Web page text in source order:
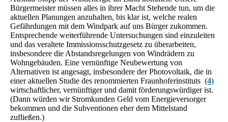
Bürgermeister müssen alles in ihrer Macht Stehende tun, um die
aktuellen Planungen anzuhalten, bis klar ist, welche realen
Gefährdungen mit dem Windpark auf uns Bürger zukommen.
Entsprechende weiterführende Untersuchungen sind einzuleiten
und das veraltete Immissionsschutzgesetz zu überarbeiten,
insbesondere die Abstandsregelungen von Windrädern zu
Wohngebäuden. Eine vernünftige Neubewertung von
Alternativen ist angesagt, insbesondere der Photovoltaik, die in
einer aktuellen Studie des renommierten Fraunhoferinstituts (4)
wirtschaftlicher, vernünftiger und damit förderungswürdiger ist.
(Dann würden wir Stromkunden Geld vom Energieversorger
bekommen und die Subventionen eher dem Mittelstand
zufließen.)